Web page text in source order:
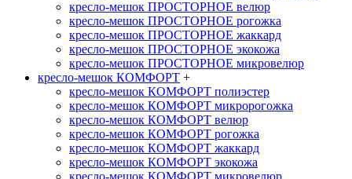
кресло-мешок ПРОСТОРНОЕ велюр
кресло-мешок ПРОСТОРНОЕ рогожка
кресло-мешок ПРОСТОРНОЕ жаккард
кресло-мешок ПРОСТОРНОЕ экокожа
кресло-мешок ПРОСТОРНОЕ микровелюр
кресло-мешок КОМФОРТ +
кресло-мешок КОМФОРТ полиэстер
кресло-мешок КОМФОРТ микророгожка
кресло-мешок КОМФОРТ велюр
кресло-мешок КОМФОРТ рогожка
кресло-мешок КОМФОРТ жаккард
кресло-мешок КОМФОРТ экокожа
кресло-мешок КОМФОРТ микровелюр